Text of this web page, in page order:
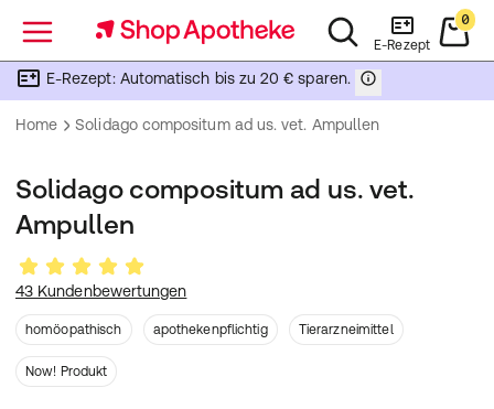
Menü E-Rezept
0
E-Rezept: Automatisch bis zu 20 € sparen.
Home Solidago compositum ad us. vet. Ampullen
Solidago compositum ad us. vet.
Ampullen
43 Kundenbewertungen
homöopathisch apothekenpflichtig Tierarzneimittel
Now! Produkt